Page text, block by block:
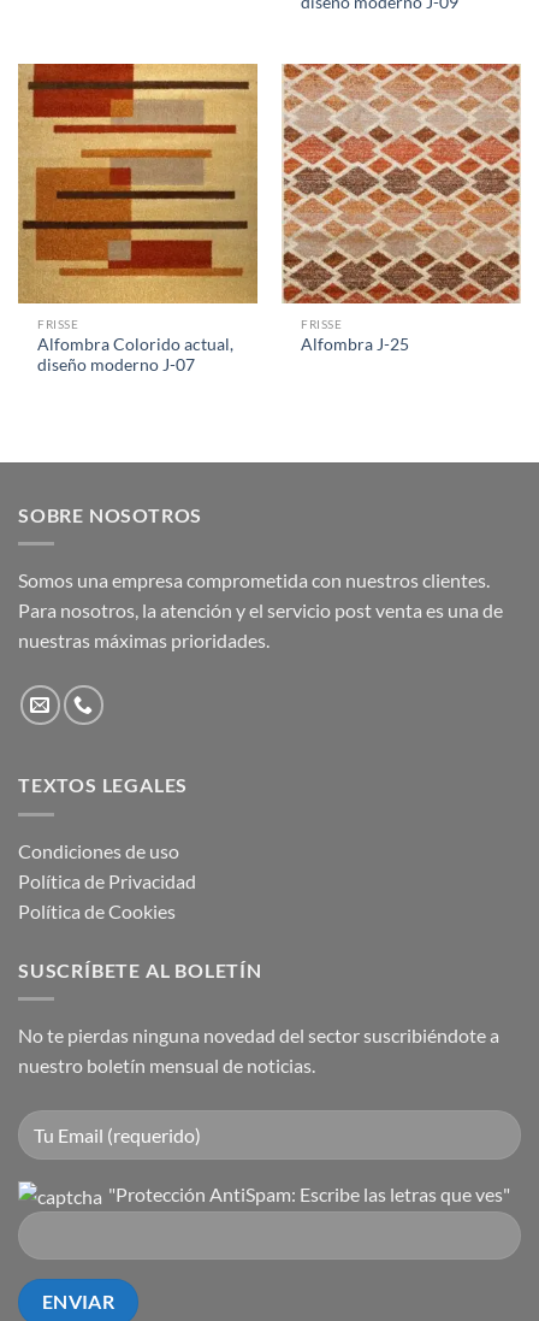
FRISSE
Alfombra Colorido actual,
diseño moderno J-07
FRISSE
Alfombra J-25
SOBRE NOSOTROS
Somos una empresa comprometida con nuestros clientes.
Para nosotros, la atención y el servicio post venta es una de
nuestras máximas prioridades.
TEXTOS LEGALES
Condiciones de uso
Política de Privacidad
Política de Cookies
SUSCRÍBETE AL BOLETÍN
No te pierdas ninguna novedad del sector suscribiéndote a
nuestro boletín mensual de noticias.
"Protección AntiSpam: Escribe las letras que ves"